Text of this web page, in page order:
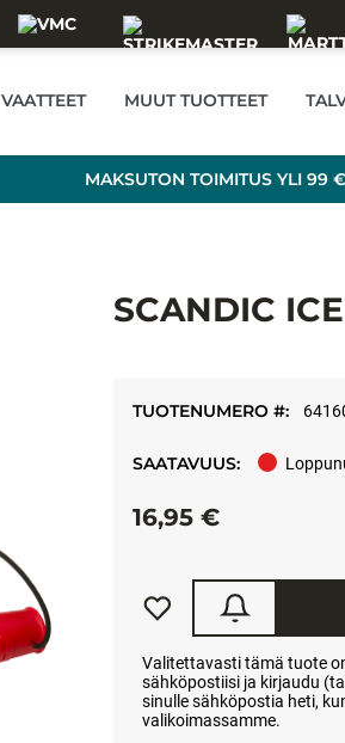
VAATTEET MUUT TUOTTEET
MAKSUTON TOIMITUS YLI 99 €
SCANDIC
TUOTENUMERO #:
SAATAVUUS:
16,95 €
Valitettavasti tämä tuote
sähköpostiisi ja kirjaudu
sinulle sähköpostia heti,
valikoimassamme.